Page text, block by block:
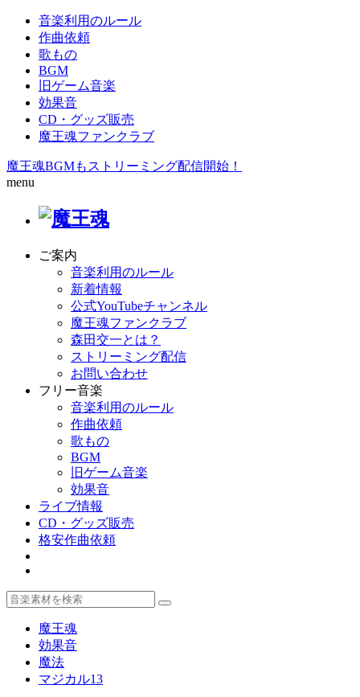
音楽利用のルール
作曲依頼
歌もの
BGM
旧ゲーム音楽
効果音
CD・グッズ販売
魔王魂ファンクラブ
魔王魂BGMもストリーミング配信開始！
menu
ご案内
音楽利用のルール
新着情報
公式YouTubeチャンネル
魔王魂ファンクラブ
森田交一とは？
ストリーミング配信
お問い合わせ
フリー音楽
音楽利用のルール
作曲依頼
歌もの
BGM
旧ゲーム音楽
効果音
ライブ情報
CD・グッズ販売
格安作曲依頼
魔王魂
効果音
魔法
マジカル13